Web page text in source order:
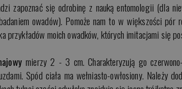
zapoznać się odrobinę z nauką entomologii (dla
owadów). Pomoże nam to w większości pór
przykładów moich owadków, których imitacjami się
mierzy 2 - 3 cm. Charakteryzują go
Spód ciała ma wełniasto-owłosiony. Należy